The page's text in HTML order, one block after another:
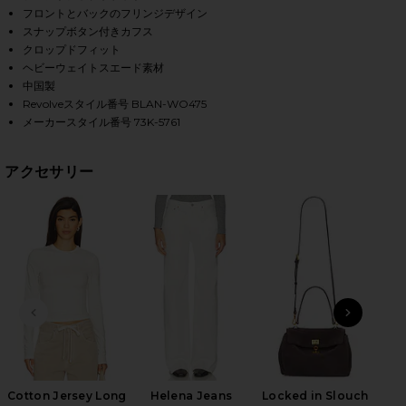
FRINGE JACKET IN MORNING LATTE ON
FRINGE JACKET IN MORNING LATTE ON
FRINGE JACKET IN MORNING LATTE ON
フロントとバックのフリンジデザイン
スナップボタン付きカフス
クロップドフィット
ヘビーウェイトスエード素材
中国製
Revolveスタイル番号 BLAN-WO475
メーカースタイル番号 73K-5761
アクセサリー
前のスライド
Cotton Jersey Long
Helena Jeans
Locked in Slouch